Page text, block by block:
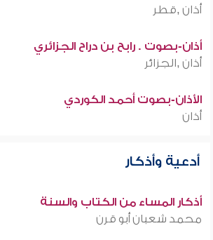
أذان ,قطر
أذان-بصوت . رابح بن دراح الجزائري
أذان ,الجزائر
الأذان-بصوت أحمد الكوردي
أذان
أدعية وأذكار
أذكار المساء من الكتاب والسنة
محمد شعبان أبو قرن